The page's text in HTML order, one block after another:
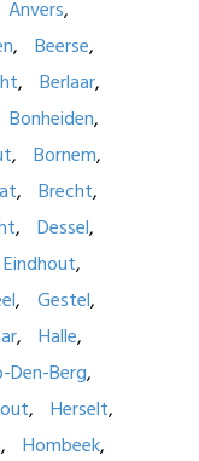
Anvers
Beerse
Berlaar
Bonheiden
Bornem
Brecht
Dessel
Eindhout
Gestel
Halle
Den-Berg
Herselt
Hombeek